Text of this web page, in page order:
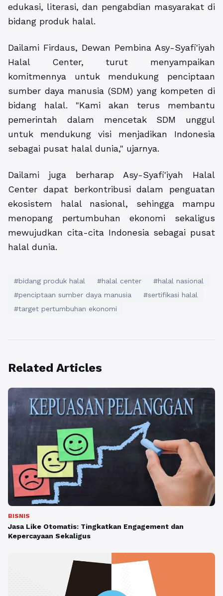
edukasi, literasi, dan pengabdian masyarakat di
bidang produk halal.
Dailami Firdaus, Dewan Pembina Asy-Syafi'iyah
Halal Center, turut menyampaikan
komitmennya untuk mendukung penciptaan
sumber daya manusia (SDM) yang kompeten di
bidang halal. "Kami akan terus membantu
pemerintah dalam mencetak SDM unggul
untuk mendukung visi menjadikan Indonesia
sebagai pusat halal dunia," ujarnya.
Dailami juga berharap Asy-Syafi'iyah Halal
Center dapat berkontribusi dalam penguatan
ekosistem halal nasional, sehingga mampu
menopang pertumbuhan ekonomi sekaligus
mewujudkan cita-cita Indonesia sebagai pusat
halal dunia.
#bidang produk halal #halal center
#halal nasional
#penciptaan sumber daya manusia
#sertifikasi halal
#target pertumbuhan ekonomi
Related Articles
BISNIS
Jasa Like Otomatis: Tingkatkan Engagement dan
Kepercayaan Sekaligus